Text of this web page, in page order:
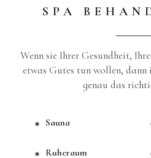
SPA
Wenn sie Ihrer Gesundheit,
etwas Gutes tun wollen, dann
genau das
Sauna
Ruheraum